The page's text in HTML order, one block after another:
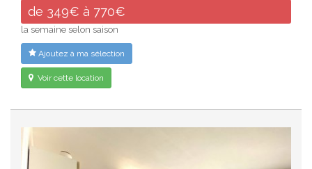
de 349€ à 770€
la semaine selon saison
Ajoutez à ma sélection
Voir cette location